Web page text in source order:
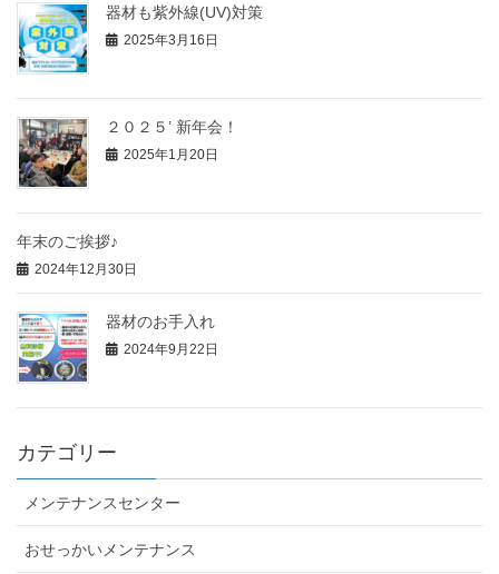
器材も紫外線(UV)対策
2025年3月16日
２０２５’ 新年会！
2025年1月20日
年末のご挨拶♪
2024年12月30日
器材のお手入れ
2024年9月22日
カテゴリー
メンテナンスセンター
おせっかいメンテナンス